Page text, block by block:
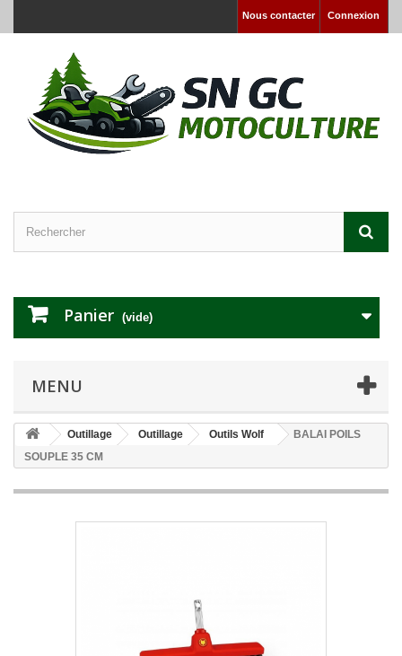
Connexion
Nous contacter
Panier (vide)
MENU
Outillage Outillage Outils Wolf
BALAI POILS
SOUPLE 35 CM